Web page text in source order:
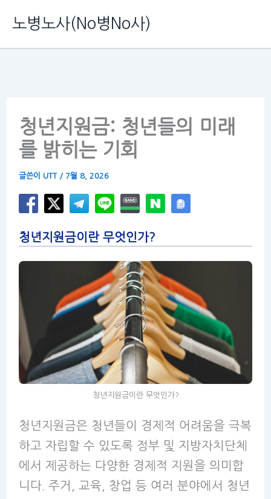
츠
노병노사(No병No사)
청년지원금: 청년들의 미래
를 밝히는 기회
글쓴이 UTT / 7월 8, 2026
청년지원금이란 무엇인가?
청년지원금이란 무엇인가?
청년지원금은 청년들이 경제적 어려움을 극복
하고 자립할 수 있도록 정부 및 지방자치단체
에서 제공하는 다양한 경제적 지원을 의미합
니다. 주거, 교육, 창업 등 여러 분야에서 청년